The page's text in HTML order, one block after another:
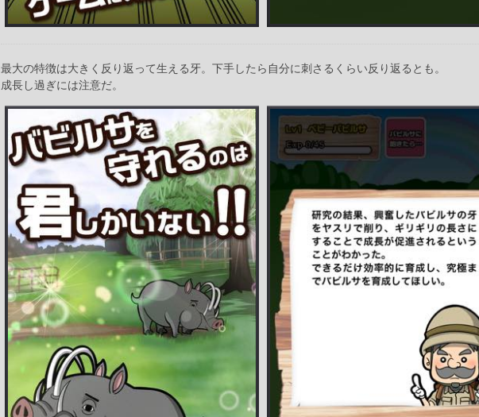
最大の特徴は大きく反り返って生える牙。下手したら自分に刺さるくらい反り返るとも。
成長し過ぎには注意だ。